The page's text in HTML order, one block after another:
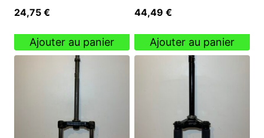
24,75 €
Ajouter au panier
44,49 €
Ajouter au panier